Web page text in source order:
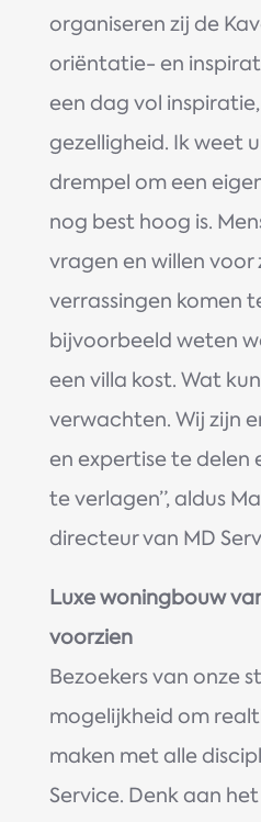
organiseren zij de
oriëntatie- en
een dag vol
gezelligheid. Ik weet
drempel om een
nog best hoog is.
vragen en willen voor
verrassingen komen
bijvoorbeeld weten
een villa kost. Wat
verwachten. Wij zijn
en expertise te delen
te verlagen”, aldus
directeur van MD
Luxe woningbouw
voorzien
Bezoekers van onze
mogelijkheid om
maken met alle
Service. Denk aan